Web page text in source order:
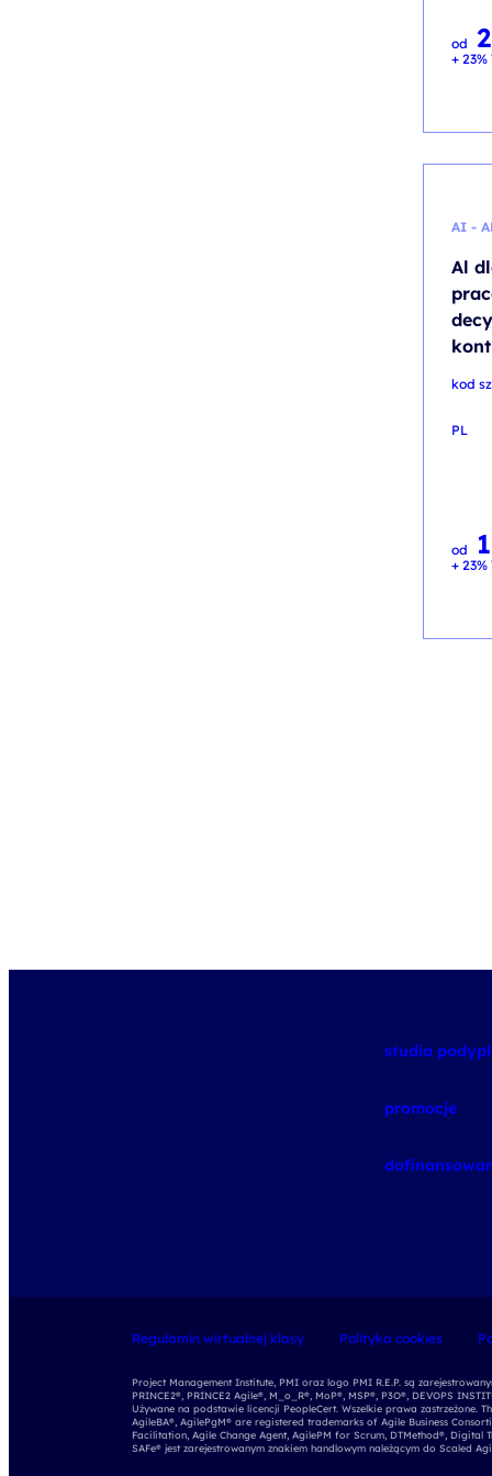
od
+ 23%
AI -
Al
kod
PL
od
+ 23%
studia
promocje
Regulamin wirtualnej klasy Polityka cookies
Project Management Institute, PMI oraz logo PMI R.E.P. są
PRINCE2®, PRINCE2 Agile®, M_o_R®, MoP®, MSP®, P3O®, DEVOPS
Używane na podstawie licencji PeopleCert. Wszelkie prawa
AgileBA®, AgilePgM® are registered trademarks of Agile Business
Facilitation, Agile Change Agent, AgilePM for Scrum, DTMethod®, Digital
SAFe® jest zarejestrowanym znakiem handlowym należącym do Scaled